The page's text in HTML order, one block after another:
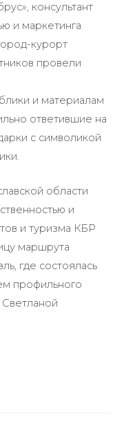
консультант
и маркетинга
курорт
провели
и материалам
ответившие на
с символикой
области
и
и туризма КБР
маршрута
где состоялась
профильного